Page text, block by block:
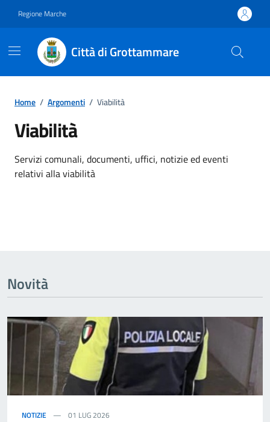
Regione Marche
Città di Grottammare
Home / Argomenti / Viabilità
Viabilità
Dettagli dell'argomento
Servizi comunali, documenti, uffici, notizie ed eventi
relativi alla viabilità
Novità
NOTIZIE 01 LUG 2026